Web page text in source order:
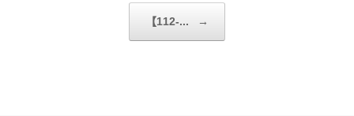
【112-... →